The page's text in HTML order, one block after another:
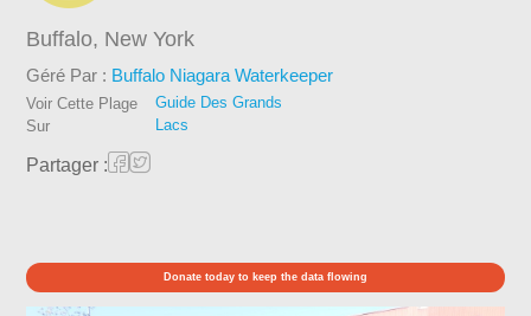
Buffalo, New York
Géré Par : Buffalo Niagara Waterkeeper
Voir Cette Plage
Sur
Guide Des Grands
Lacs
Partager :
Donate today to keep the data flowing